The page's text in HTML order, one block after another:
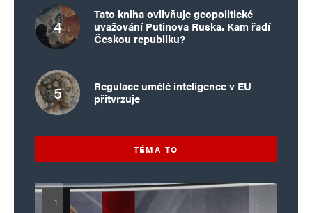
Tato kniha ovlivňuje geopolitické
uvažování Putinova Ruska. Kam řadí
Českou republiku?
Regulace umělé inteligence v EU
přitvrzuje
TÉMA TO